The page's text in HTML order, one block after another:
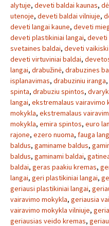
alytuje, deveti baldai kaunas,
utenoje, deveti baldai vilniuje,
deveti langai kaune, deveti
deveti plastikiniai langai, deveti
svetaines baldai, deveti
deveti virtuviniai baldai,
langai, drabužinė, drabuzines
isplanavimas, drabuziniu iranga,
spinta, drabuziu spintos,
langai, ekstremalaus vairavimo
mokykla, ekstremalaus
mokykla, emira spintos, euro
rajone, ezero nuoma, fauga
baldus, gaminame baldus,
baldus, gaminami baldai,
baldai, geras paakiu kremas,
langai, geri plastikiniai langai,
geriausi plastikiniai langai,
vairavimo mokykla, geriausia
vairavimo mokykla vilniuje,
geriausias veido kremas,